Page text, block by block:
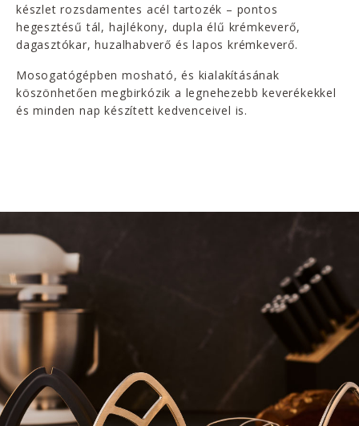
készlet rozsdamentes acél tartozék – pontos
hegesztésű tál, hajlékony, dupla élű krémkeverő,
dagasztókar, huzalhabverő és lapos krémkeverő.
Mosogatógépben mosható, és kialakításának
köszönhetően megbirkózik a legnehezebb keverékekkel
és minden nap készített kedvenceivel is.